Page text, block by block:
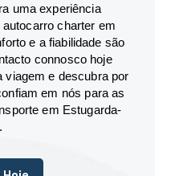
uma experiência
charter em
e a fiabilidade são
connosco hoje
viagem e descubra por
em nós para as
em Estugarda-